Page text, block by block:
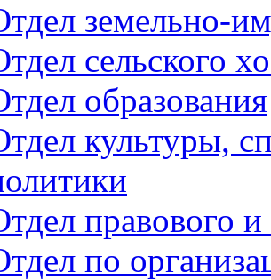
земельно-
сельского
образования
культуры,
правового
по